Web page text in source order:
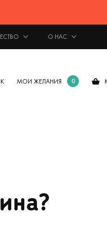
О НАС
МОИ ЖЕЛАНИЯ 0